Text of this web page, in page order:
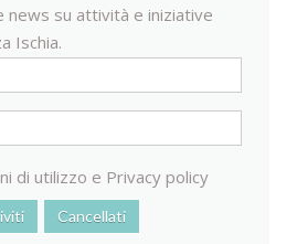
news su attività e iniziative
Ischia.
di utilizzo e Privacy policy